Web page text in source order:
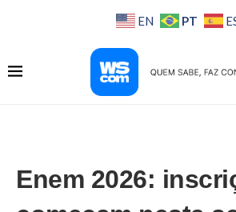
EN PT
Enem 2026: